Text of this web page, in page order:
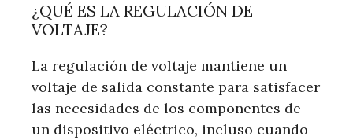
¿QUÉ ES LA REGULACIÓN DE
VOLTAJE?
La regulación de voltaje mantiene un
voltaje de salida constante para satisfacer
las necesidades de los componentes de
un dispositivo eléctrico, incluso cuando